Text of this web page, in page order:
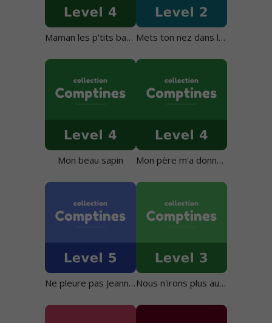
Maman les p'tits bateaux Mets ton nez dans la tasse
Mon beau sapin Mon père m'a donné un mari
Ne pleure pas Jeannette Nous n'irons plus au bois